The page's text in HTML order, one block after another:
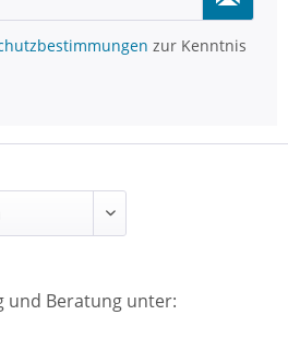
zur Kenntnis
und Beratung unter: